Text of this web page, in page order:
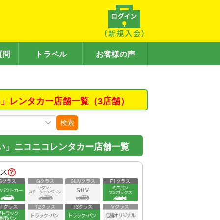
問 トラベル お客様の声
レンタカー店舗一覧（3店舗）
検索
」ニコニコレンタカー店舗一覧